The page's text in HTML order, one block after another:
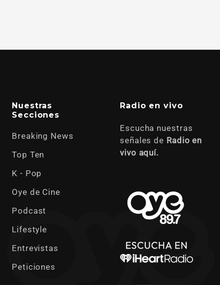
Nuestras
Secciones
Breaking News
Top Ten
K - Pop
Oye de Cine
Podcast
Lifestyle
Entrevistas
Peticiones
Radio en vivo
Escucha nuestras
señales de Radio en
vivo aquí.